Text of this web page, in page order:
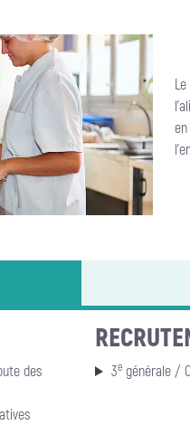
Le
des
3egénérale /